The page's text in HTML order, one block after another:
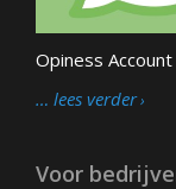
Opiness
… lees verder
Voor